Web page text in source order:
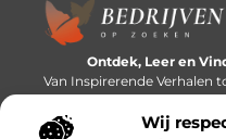
Wij
Ontdek, Leer en
Van Inspirerende Verhalen
Binnen